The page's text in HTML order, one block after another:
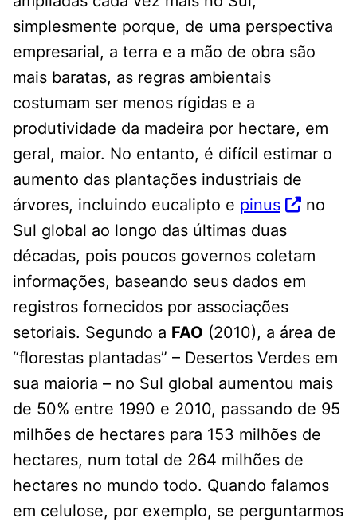
simplesmente porque, de uma perspectiva
empresarial, a terra e a mão de obra são
mais baratas, as regras ambientais
costumam ser menos rígidas e a
produtividade da madeira por hectare, em
geral, maior. No entanto, é difícil estimar o
aumento das plantações industriais de
árvores, incluindo eucalipto e pinus
no
Sul global ao longo das últimas duas
décadas, pois poucos governos coletam
informações, baseando seus dados em
registros fornecidos por associações
setoriais. Segundo a FAO (2010), a área de
“florestas plantadas” – Desertos Verdes em
sua maioria – no Sul global aumentou mais
de 50% entre 1990 e 2010, passando de 95
milhões de hectares para 153 milhões de
hectares, num total de 264 milhões de
hectares no mundo todo. Quando falamos
em celulose, por exemplo, se perguntarmos